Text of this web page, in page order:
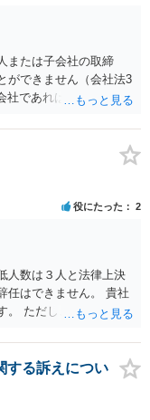
または子会社の取締
ができません（会社法3
社であれば上記の兼任
効となり、監査も有効
う可能性があります。
ずれにせよ兼任規制に
する対応がベターに思
役にたった 2
人数は３人と法律上決
任はできません。 貴社
。 ただし、会社にとっ
があります。 一度、今
とをお勧めします。
する訴えについ